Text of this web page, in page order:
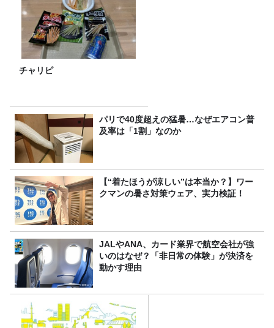
チャリピ
パリで40度超えの猛暑…なぜエアコン普
及率は「1割」なのか
【“着たほうが涼しい”は本当か？】ワー
クマンの暑さ対策ウェア、実力検証！
JALやANA、カード業界で航空会社が強
いのはなぜ？「非日常の体験」が決済を
動かす理由